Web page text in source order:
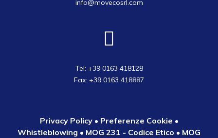
info@movecosrl.com
Tel: +39 0163 418128
Fax: +39 0163 418887
Privacy Policy• Preferenze Cookie •
Whistleblowing • MOG 231 - Codice Etico • MOG